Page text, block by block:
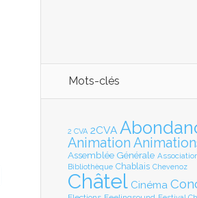
Mots-clés
2 CVA 2CVA
Animation
Assemblée Générale
Bibliothèque Chablais Chevenoz
Châtel Cinéma